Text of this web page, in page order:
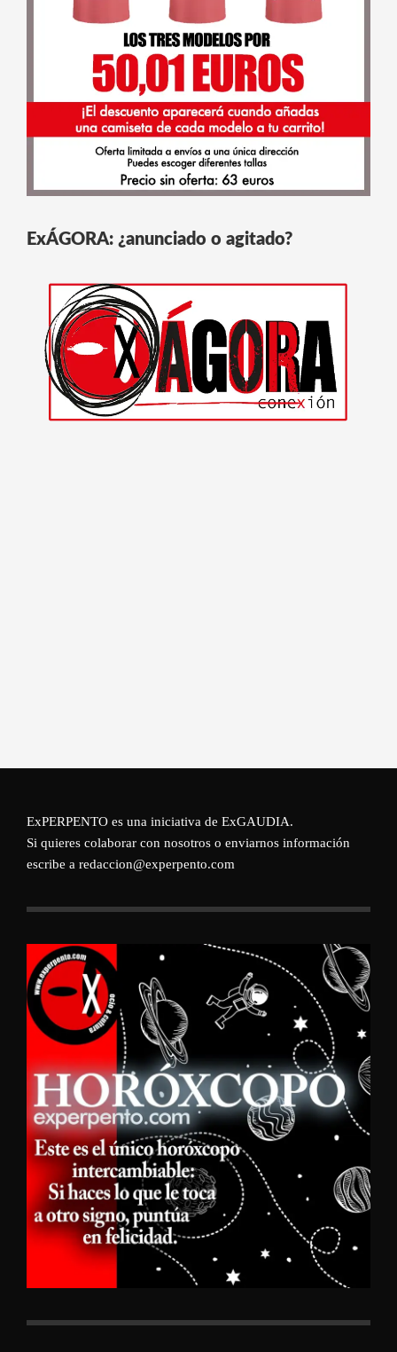
ExÁGORA: ¿anunciado o agitado?
ExPERPENTO es una iniciativa de ExGAUDIA.
Si quieres colaborar con nosotros o enviarnos información
escribe a redaccion@experpento.com